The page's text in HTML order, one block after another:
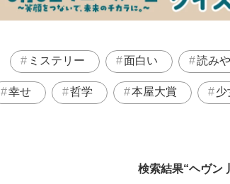
ミステリー 面白い 読み
幸せ 哲学 本屋大賞 少
検索結果 ヘヴン